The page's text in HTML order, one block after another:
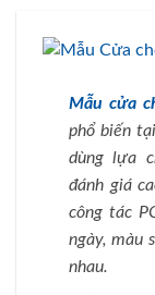
Mẫu cửa
phổ biến
dùng lựa
đánh giá
công tác
ngày, màu
nhau.